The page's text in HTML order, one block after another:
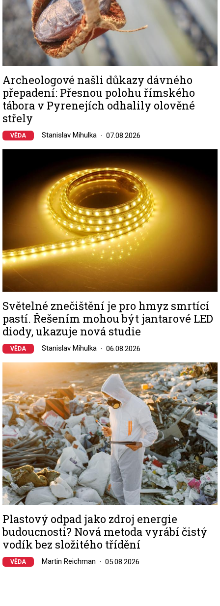
Archeologové našli důkazy dávného
přepadení: Přesnou polohu římského
tábora v Pyrenejích odhalily olověné
střely
VĚDA Stanislav Mihulka 07.08.2026
Světelné znečištění je pro hmyz smrtící
pastí. Řešením mohou být jantarové LED
diody, ukazuje nová studie
VĚDA Stanislav Mihulka 06.08.2026
Image
Plastový odpad jako zdroj energie
budoucnosti? Nová metoda vyrábí čistý
vodík bez složitého třídění
VĚDA Martin Reichman 05.08.2026